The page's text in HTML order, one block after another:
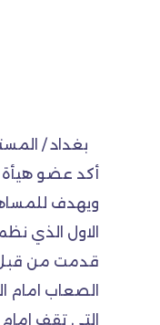
بغداد /
أكد عضو هيأة
ويهدف
الاول الذي
قدمت من قبل
الصعاب امام
التي تقف